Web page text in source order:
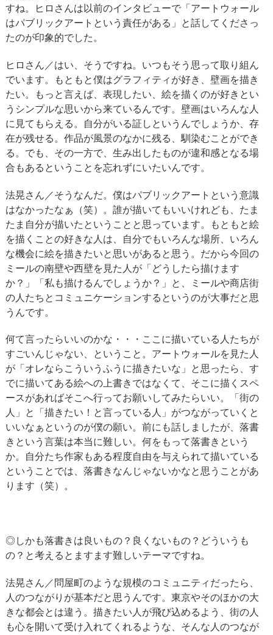
すね。ヒロさんは以前のインタビューで「アートウォール
はパブリックアートという責任がある」と話してくださっ
たのが印象的でした。
ヒロさん／はい、そうですね。いつもそう思って取り組ん
でいます。もともと僕はグラフィティが好き、壁画を描き
たい。もっと言えば、表現したい、絵を描くのが好きとい
うシンプルな思いから来ているんです。壁画はいろんな人
に見てもらえる。自分がいる証しというんでしょうか、存
在が残せる。作品が風景のなかに残る、馴染むことができ
る。でも、その一方で、生み出したものが違和感となる場
合もあるということを忘れずにいたいんです。
法晃さん／そうなんだ。僕はパブリックアートという意識
はなかったなぁ（笑）。誰が描いてもいいけれども、たま
たま自分が描いたということと思っています。もともと絵
を描くことの好きな人は、自分でもいろんな場所、いろん
な機会に絵を描きたいと思いがあると思う。だから今回の
ミールの南壁や西壁を見た人が「どうしたら描けます
か？」「私も描けるんでしょうか？」と、ミールや商店街
の人たちとコミュニケーションするというのが大事だと思
うんです。
何て言ったらいいのかな・・・ここに描いている人たちが
すごいんじゃない、ということ。アートウォールを見た人
が「オレならこういうふうに描きたいな」と思ったら、す
でに描いてある絵への上書きではなくて、そこに描くスペ
ースがあればそこへ行ってお願いしてみたらいい。「街の
人」と「描きたい！と言っている人」がつながっていくと
いいなぁというのが僕の願い。前にも話しましたが、落書
きという言葉は本当に難しい。何をもって落書きという
か。自分たち作家もある程度自由を与えられて描いている
ということでは、落書きなんじゃないかなと思うことがあ
ります（笑）。
◎しかも落書きは良いもの？良くないもの？どういうも
の？と考えるとますます難しいテーマですね。
法晃さん／問屋町のような規模のコミュニティだったら、
人のつながりが基本だと思うんです。東京やそのほかの大
きな都会とは違う。描きたい人が飛び込めるよう、街の人
も心を開いて受け入れてくれるような、そんな人のつなが